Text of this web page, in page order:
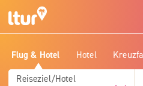
Flug & Hotel Hotel
Reiseziel/Hotel